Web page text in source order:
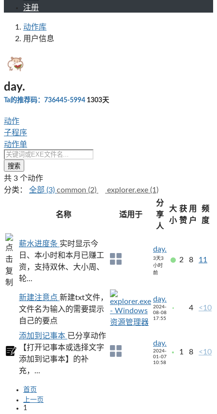
注册
动作库
用户信息
day.
Ta的推荐码：736445-5994 1303天
动作
子程序
动作单
搜索
共 3 个动作
分类：
全部 (3) common (2) explorer.exe (1)
名称 适用于
分
享
人
大
小
获
赞
用
户
频
度
薪水进度条 实时显示今
日、本小时和本月已赚工
资，支持双休、大小周、
轮...
day.
3天3
小时
前
2 8 11
新建注意点 新建txt文件，
文件名为输入的需要提示
自己的要点
day.
2024-
08-08
17:55
4 <10
添加到记事本 已分享动作
【打开记事本或选择文字
添加到记事本】的补
充，...
day.
2024-
01-07
10:58
1 8 <10
首页
上一页
1